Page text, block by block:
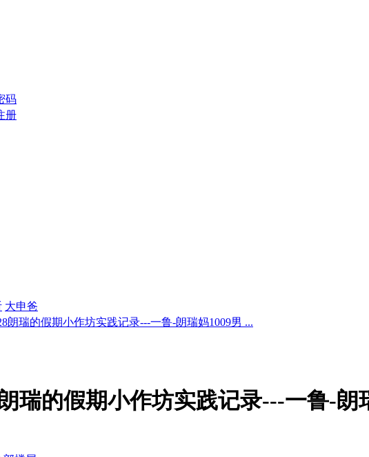
码
册
大申爸
朗瑞的假期小作坊实践记录---一鲁-朗瑞妈1009男 ...
瑞的假期小作坊实践记录---一鲁-朗